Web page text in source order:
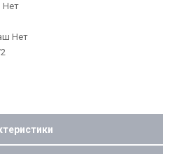
Нет
Нет